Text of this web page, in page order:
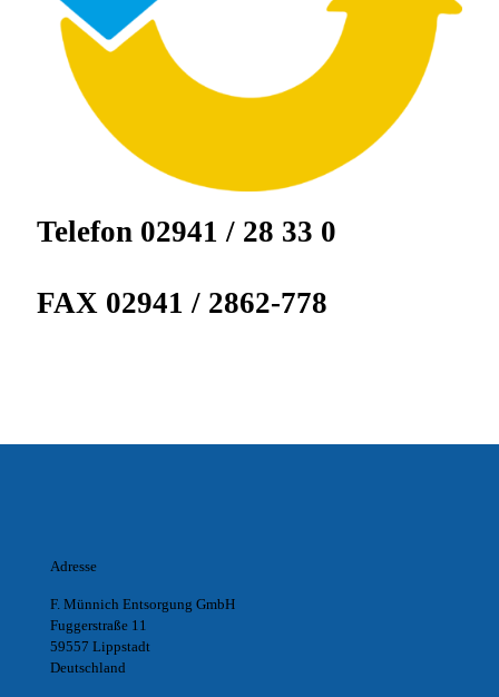
Telefon 02941 / 28 33 0
FAX 02941 / 2862-778
Adresse
F. Münnich Entsorgung GmbH
Fuggerstraße 11
59557 Lippstadt
Deutschland